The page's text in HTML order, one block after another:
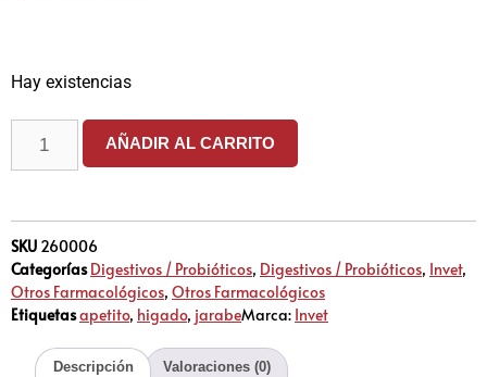
Hay existencias
AÑADIR AL CARRITO
SKU 260006
Categorías Digestivos / Probióticos, Digestivos / Probióticos, Invet,
Otros Farmacológicos, Otros Farmacológicos
Etiquetasapetito, higado, jarabeMarca: Invet
Descripción Valoraciones (0)